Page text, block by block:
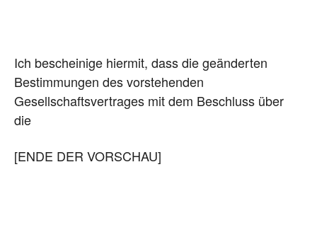
Ich bescheinige hiermit, dass die geänderten
Bestimmungen des vorstehenden
Gesellschaftsvertrages mit dem Beschluss über
die
[ENDE DER VORSCHAU]